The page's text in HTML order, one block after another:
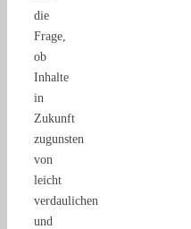
die
Frage,
ob
Inhalte
in
Zukunft
zugunsten
von
leicht
verdaulichen
und